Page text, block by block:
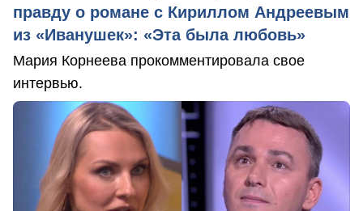
правду о романе с Кириллом Андреевым
из «Иванушек»: «Эта была любовь»
Мария Корнеева прокомментировала свое
интервью.